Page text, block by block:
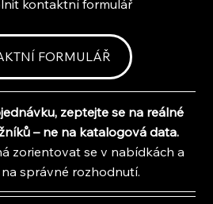
kontaktní formulář
FORMULÁŘ
zeptejte se na reálné
– ne na katalogová data.
zorientovat se v nabídkách a
správné rozhodnutí.